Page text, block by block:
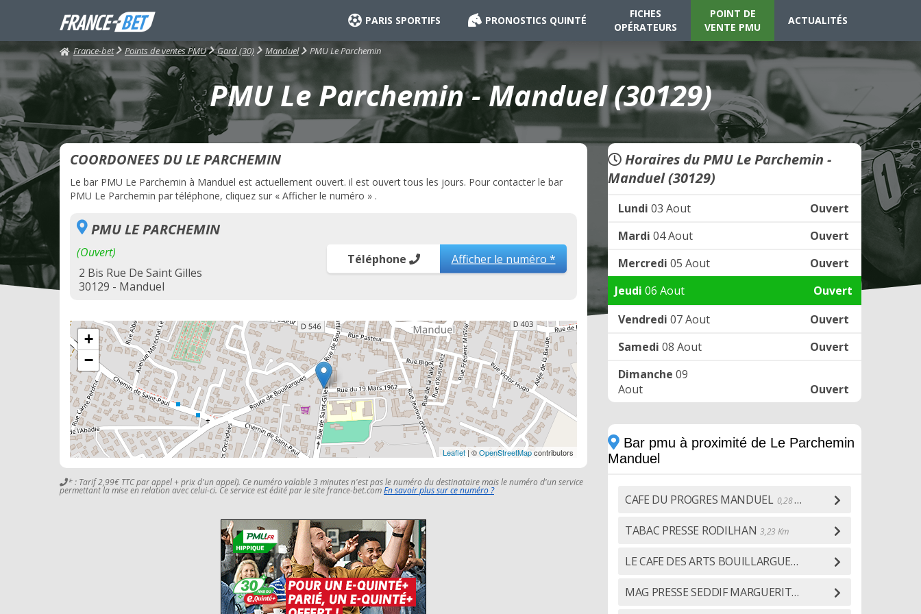
PARIS SPORTIFS PRONOSTICS QUINTÉ
FICHES
OPÉRATEURS
POINT DE
VENTE PMU
ACTUALITÉS
France-bet Points de ventes PMU Gard (30) Manduel PMU Le Parchemin
PMU Le Parchemin - Manduel (30129)
COORDONEES DU LE PARCHEMIN
Le bar PMU Le Parchemin à Manduel est actuellement ouvert. il est ouvert tous les jours. Pour contacter le bar
PMU Le Parchemin par téléphone, cliquez sur « Afficher le numéro » .
PMU LE PARCHEMIN
(Ouvert)
2 Bis Rue De Saint Gilles
30129 - Manduel
Téléphone Afficher le numéro *
+
−
Leaflet| ©OpenStreetMapcontributors
* : Tarif 2,99€ TTC par appel + prix d'un appel). Ce numéro valable 3 minutes n'est pas le numéro du destinataire mais le numéro d'un service
permettant la mise en relation avec celui-ci. Ce service est édité par le site france-bet.comEn savoir plus sur ce numéro ?
Horaires du PMU Le Parchemin -
Manduel (30129)
Lundi 03 Aout
Ouvert
Mardi 04 Aout
Ouvert
Mercredi 05 Aout
Ouvert
Jeudi 06 Aout
Ouvert
Vendredi 07 Aout
Ouvert
Samedi 08 Aout
Ouvert
Dimanche 09
Aout
Ouvert
Bar pmu à proximité de Le Parchemin
Manduel
CAFE DU PROGRES MANDUEL 0,28 Km
TABAC PRESSE RODILHAN 3,23 Km
LE CAFE DES ARTS BOUILLARGUES
MAG PRESSE SEDDIF MARGUERITES 5,14 Km